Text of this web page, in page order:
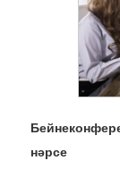
нәрсе